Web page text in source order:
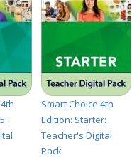
Smart Choice 4th
Edition: Starter:
Teacher's Digital
Pack